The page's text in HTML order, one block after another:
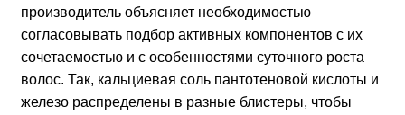
производитель объясняет необходимостью
согласовывать подбор активных компонентов с их
сочетаемостью и с особенностями суточного роста
волос. Так, кальциевая соль пантотеновой кислоты и
железо распределены в разные блистеры, чтобы